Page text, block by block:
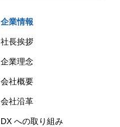
企業情報
社長挨拶
企業理念
会社概要
会社沿革
DX への取り組み